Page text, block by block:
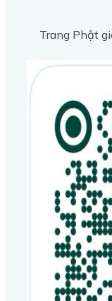
Trang Phật